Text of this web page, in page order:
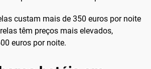
custam mais de 350 euros por noite
têm preços mais elevados,
euros por noite.